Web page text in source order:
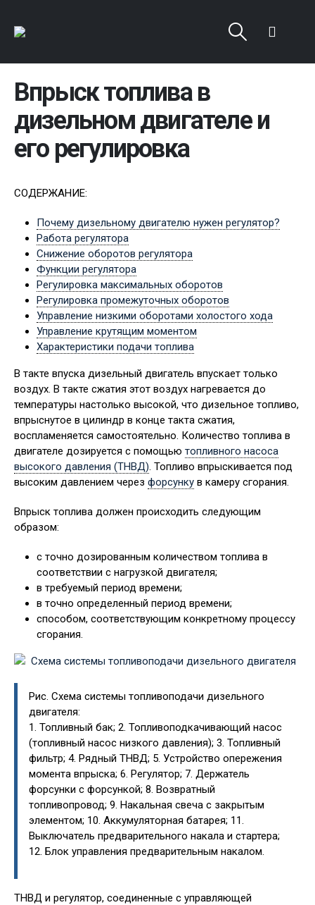
Впрыск топлива в
дизельном двигателе и
его регулировка
СОДЕРЖАНИЕ:
Почему дизельному двигателю нужен регулятор?
Работа регулятора
Снижение оборотов регулятора
Функции регулятора
Регулировка максимальных оборотов
Регулировка промежуточных оборотов
Управление низкими оборотами холостого хода
Управление крутящим моментом
Характеристики подачи топлива
В такте впуска дизельный двигатель впускает только
воздух. В такте сжатия этот воздух нагревается до
температуры настолько высокой, что дизельное топливо,
впрыснутое в цилиндр в конце такта сжатия,
воспламеняется самостоятельно. Количество топлива в
двигателе дозируется с помощью топливного насоса
высокого давления (ТНВД). Топливо впрыскивается под
высоким давлением через форсунку в камеру сгорания.
Впрыск топлива должен происходить следующим
образом:
с точно дозированным количеством топлива в
соответствии с нагрузкой двигателя;
в требуемый период времени;
в точно определенный период времени;
способом, соответствующим конкретному процессу
сгорания.
Рис. Схема системы топливоподачи дизельного
двигателя:
1. Топливный бак; 2. Топливоподкачивающий насос
(топливный насос низкого давления); 3. Топливный
фильтр; 4. Рядный ТНВД; 5. Устройство опережения
момента впрыска; 6. Регулятор; 7. Держатель
форсунки с форсункой; 8. Возвратный
топливопровод; 9. Накальная свеча с закрытым
элементом; 10. Аккумуляторная батарея; 11.
Выключатель предварительного накала и стартера;
12. Блок управления предварительным накалом.
ТНВД и регулятор, соединенные с управляющей